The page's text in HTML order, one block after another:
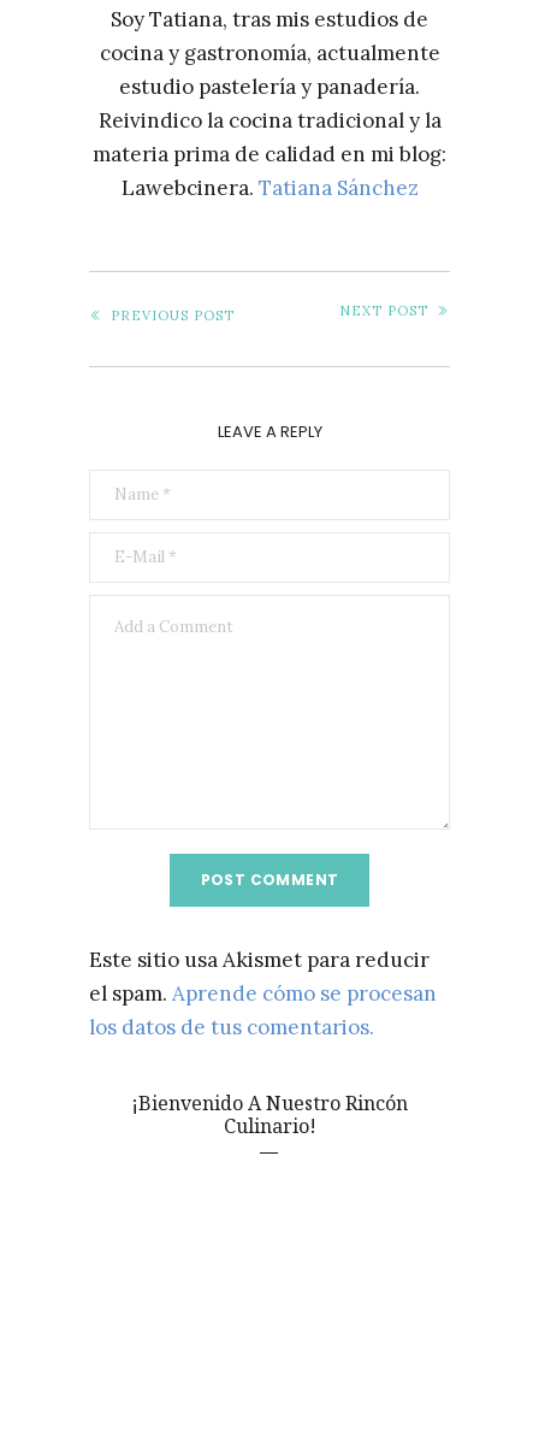
Soy Tatiana, tras mis estudios de
cocina y gastronomía, actualmente
estudio pastelería y panadería.
Reivindico la cocina tradicional y la
materia prima de calidad en mi blog:
Lawebcinera. Tatiana Sánchez
PREVIOUS POST NEXT POST
LEAVE A REPLY
Este sitio usa Akismet para reducir
el spam. Aprende cómo se procesan
los datos de tus comentarios.
¡Bienvenido A Nuestro Rincón
Culinario!